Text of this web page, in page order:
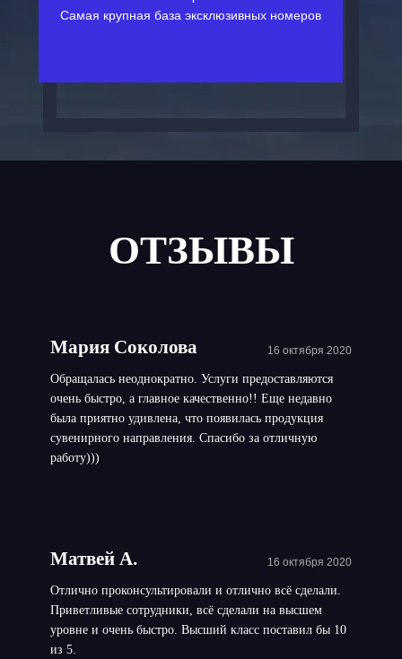
Самая крупная база эксклюзивных номеров
ОТЗЫВЫ
Мария Соколова 16 октября 2020
Обращалась неоднократно. Услуги предоставляются
очень быстро, а главное качественно!! Еще недавно
была приятно удивлена, что появилась продукция
сувенирного направления. Спасибо за отличную
работу)))
Матвей А. 16 октября 2020
Отлично проконсультировали и отлично всё сделали.
Приветливые сотрудники, всё сделали на высшем
уровне и очень быстро. Высший класс поставил бы 10
из 5.